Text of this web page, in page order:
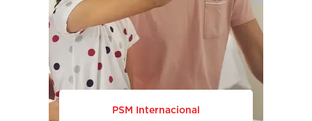
PSM Internacional